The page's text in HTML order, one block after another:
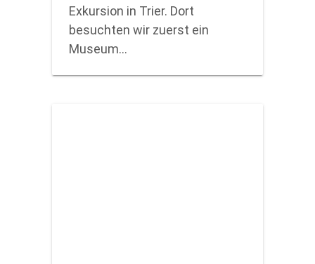
Exkursion in Trier. Dort
besuchten wir zuerst ein
Museum…